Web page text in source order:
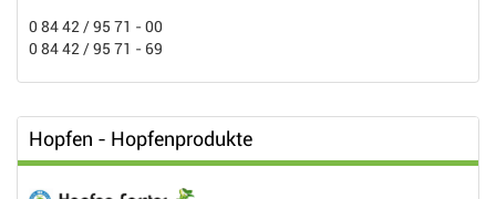
0 84 42 / 95 71 - 00
0 84 42 / 95 71 - 69
Hopfen - Hopfenprodukte